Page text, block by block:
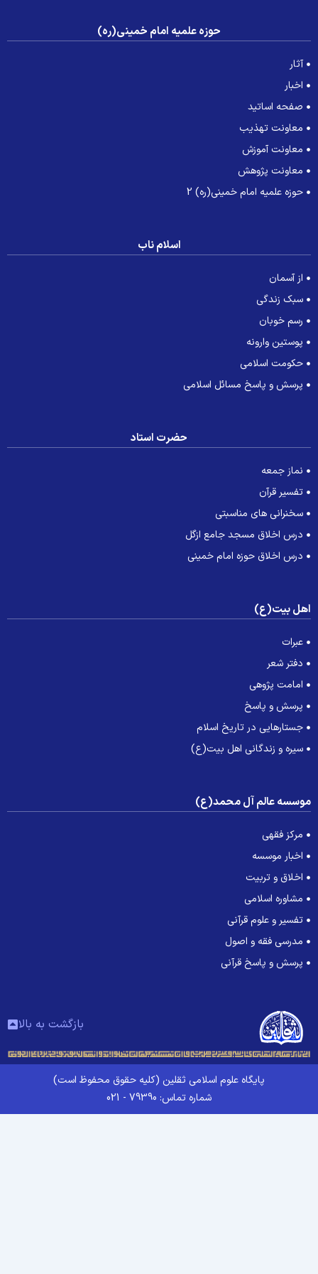
حوزه علمیه امام خمینی(ره)
آثار
اخبار
صفحه اساتید
معاونت تهذیب
معاونت آموزش
معاونت پژوهش
حوزه علمیه امام خمینی(ره) 2
اسلام ناب
از آسمان
سبک زندگی
رسم خوبان
پوستین وارونه
حکومت اسلامی
پرسش و پاسخ مسائل اسلامی
حضرت استاد
نماز جمعه
تفسیر قرآن
سخنرانی های مناسبتی
درس اخلاق مسجد جامع ازگل
درس اخلاق حوزه امام خمینی
بیت(ع)
عبرات
دفتر شعر
امامت پژوهی
پرسش و پاسخ
جستارهایی در تاریخ اسلام
سیره و زندگانی اهل بیت(ع)
عالم آل محمد(ع)
مرکز فقهی
اخبار موسسه
اخلاق و تربیت
مشاوره اسلامی
تفسیر و علوم قرآنی
مدرسی فقه و اصول
پرسش و پاسخ قرآنی
بازگشت به بالا
پایگاه علوم اسلامی ثقلین (کلیه حقوق محفوظ است)
شماره تماس: 79390 - 021